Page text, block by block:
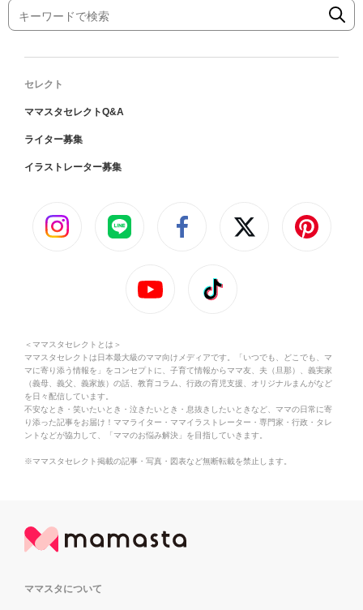
セレクト
ママスタセレクトQ&A
ライター募集
イラストレーター募集
＜ママスタセレクトとは＞
ママスタセレクトは日本最大級のママ向けメディアです。「いつでも、どこでも、マ
マに寄り添う情報を」をコンセプトに、子育て情報からママ友、夫（旦那）、義実家
（義母、義父、義家族）の話、教育コラム、行政の育児支援、オリジナルまんがなど
を日々配信しています。
不安なとき・笑いたいとき・泣きたいとき・息抜きしたいときなど、ママの日常に寄
り添った記事をお届け！ママライター・ママイラストレーター・専門家・行政・タレ
ントなどが協力して、「ママのお悩み解決」を目指していきます。
※ママスタセレクト掲載の記事・写真・図表など無断転載を禁止します。
ママスタについて